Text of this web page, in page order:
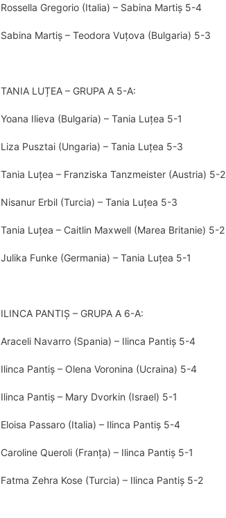
Rossella Gregorio (Italia) – Sabina Martiș 5-4
Sabina Martiș – Teodora Vuțova (Bulgaria) 5-3
TANIA LUȚEA – GRUPA A 5-A:
Yoana Ilieva (Bulgaria) – Tania Luțea 5-1
Liza Pusztai (Ungaria) – Tania Luțea 5-3
Tania Luțea – Franziska Tanzmeister (Austria) 5-2
Nisanur Erbil (Turcia) – Tania Luțea 5-3
Tania Luțea – Caitlin Maxwell (Marea Britanie) 5-2
Julika Funke (Germania) – Tania Luțea 5-1
ILINCA PANTIȘ – GRUPA A 6-A:
Araceli Navarro (Spania) – Ilinca Pantiș 5-4
Ilinca Pantiș – Olena Voronina (Ucraina) 5-4
Ilinca Pantiș – Mary Dvorkin (Israel) 5-1
Eloisa Passaro (Italia) – Ilinca Pantiș 5-4
Caroline Queroli (Franța) – Ilinca Pantiș 5-1
Fatma Zehra Kose (Turcia) – Ilinca Pantiș 5-2